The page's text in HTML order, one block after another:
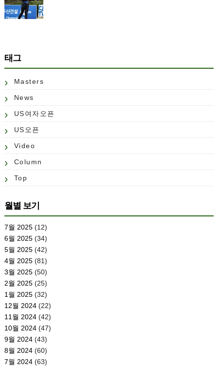
태그
Masters
News
US여자오픈
US오픈
Video
Column
Top
월별 보기
7월 2025(12)
6월 2025(34)
5월 2025(42)
4월 2025(81)
3월 2025(50)
2월 2025(25)
1월 2025(32)
12월 2024(22)
11월 2024(42)
10월 2024(47)
9월 2024(43)
8월 2024(60)
7월 2024(63)